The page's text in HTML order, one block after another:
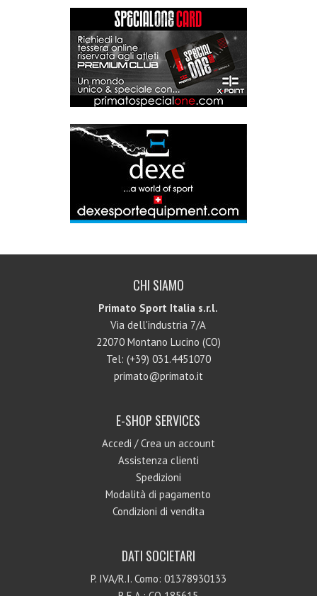
CHI SIAMO
Primato Sport Italia s.r.l.
Via dell'industria 7/A
22070 Montano Lucino (CO)
Tel: (+39) 031.4451070
primato@primato.it
E-SHOP SERVICES
Accedi /Crea un account
Assistenza clienti
Spedizioni
Modalità di pagamento
Condizioni di vendita
DATI SOCIETARI
P. IVA/R.I. Como: 01378930133